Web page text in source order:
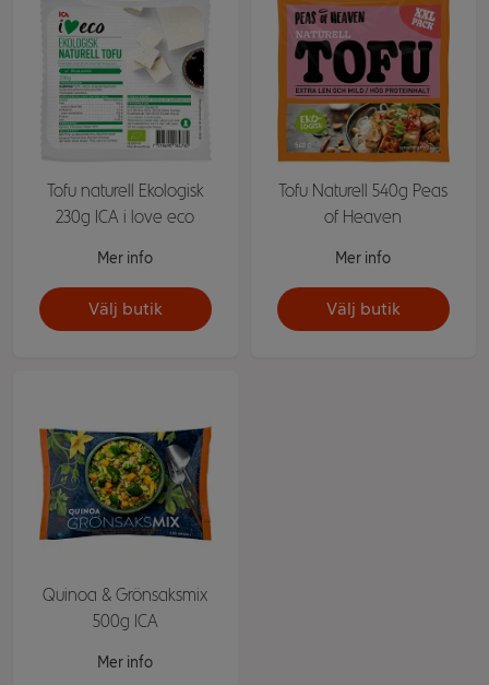
Tofu naturell Ekologisk
230g ICA i love eco
Mer info
Välj butik
Tofu Naturell 540g Peas
of Heaven
Mer info
Välj butik
Quinoa & Grönsaksmix
500g ICA
Mer info